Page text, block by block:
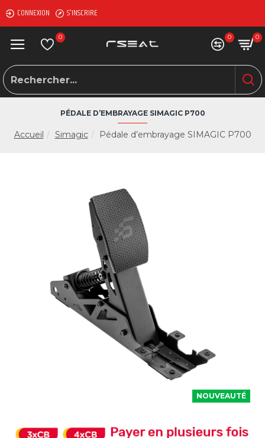
CONNEXION S'INSCRIRE
0 0 0
Accueil Simagic Pédale d’embrayage SIMAGIC P700
PÉDALE D’EMBRAYAGE SIMAGIC P700
NOUVEAUTÉ